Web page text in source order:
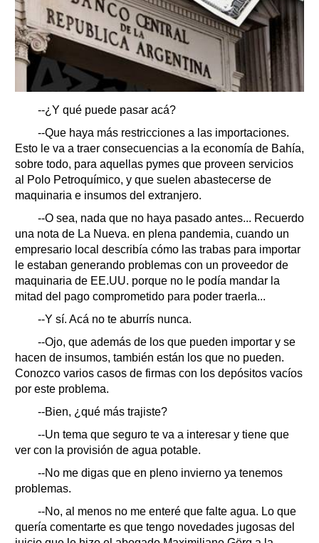
--¿Y qué puede pasar acá?
--Que haya más restricciones a las importaciones.
Esto le va a traer consecuencias a la economía de Bahía,
sobre todo, para aquellas pymes que proveen servicios
al Polo Petroquímico, y que suelen abastecerse de
maquinaria e insumos del extranjero.
--O sea, nada que no haya pasado antes... Recuerdo
una nota de La Nueva. en plena pandemia, cuando un
empresario local describía cómo las trabas para importar
le estaban generando problemas con un proveedor de
maquinaria de EE.UU. porque no le podía mandar la
mitad del pago comprometido para poder traerla...
--Y sí. Acá no te aburrís nunca.
--Ojo, que además de los que pueden importar y se
hacen de insumos, también están los que no pueden.
Conozco varios casos de firmas con los depósitos vacíos
por este problema.
--Bien, ¿qué más trajiste?
--Un tema que seguro te va a interesar y tiene que
ver con la provisión de agua potable.
--No me digas que en pleno invierno ya tenemos
problemas.
--No, al menos no me enteré que falte agua. Lo que
quería comentarte es que tengo novedades jugosas del